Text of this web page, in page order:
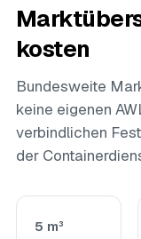
kosten
Bundesweite
keine eigenen
verbindlichen
der
5 m³